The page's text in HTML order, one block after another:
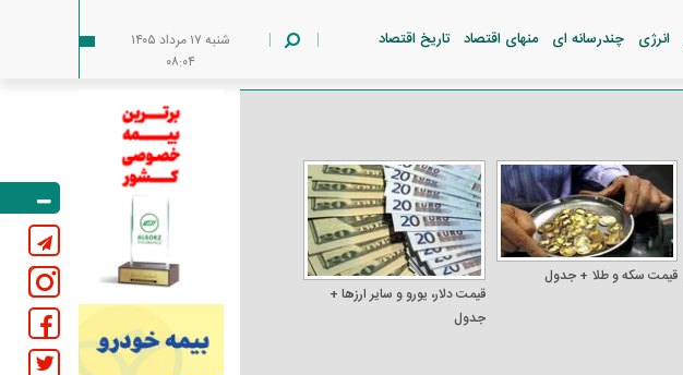
انرژی چندرسانه ای منهای اقتصاد تاریخ اقتصاد
شنبه ۱۷ مرداد ۱۴۰۵
۰۸:۰۴
قیمت سکه و طلا + جدول
قیمت دلار، یورو و سایر ارز‌ها +
جدول